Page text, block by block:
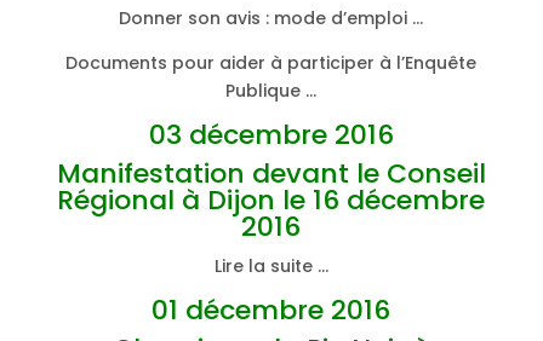
Donner son avis : mode d’emploi …
Documents pour aider à participer à l’Enquête
Publique …
03 décembre 2016
Manifestation devant le Conseil
Régional à Dijon le 16 décembre
2016
Lire la suite …
01 décembre 2016